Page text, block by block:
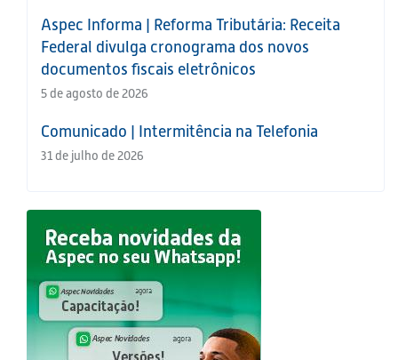
Aspec Informa | Reforma Tributária: Receita
Federal divulga cronograma dos novos
documentos fiscais eletrônicos
5 de agosto de 2026
Comunicado | Intermitência na Telefonia
31 de julho de 2026